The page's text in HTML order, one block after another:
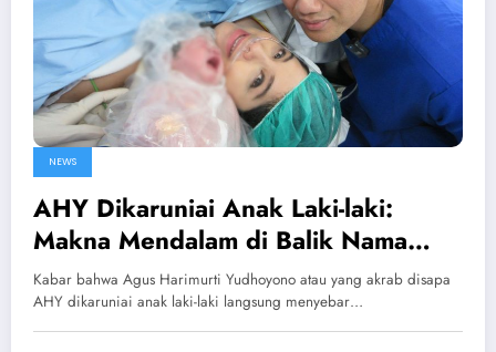
NEWS
AHY Dikaruniai Anak Laki-laki:
Makna Mendalam di Balik Nama
Arjuna Hanyokrokusumo Yudhoyono
yang Sarat Filosofi
Kabar bahwa Agus Harimurti Yudhoyono atau yang akrab disapa
AHY dikaruniai anak laki-laki langsung menyebar…